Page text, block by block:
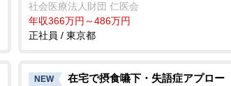
社会医療法人財団 仁医会
年収366万円～486万円
正社員 / 東京都
NEW
在宅で摂食嚥下・失語症アプロー